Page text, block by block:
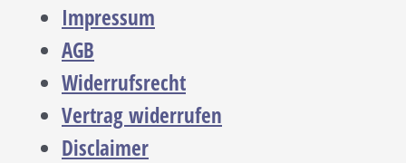
Impressum
AGB
Widerrufsrecht
Vertrag widerrufen
Disclaimer